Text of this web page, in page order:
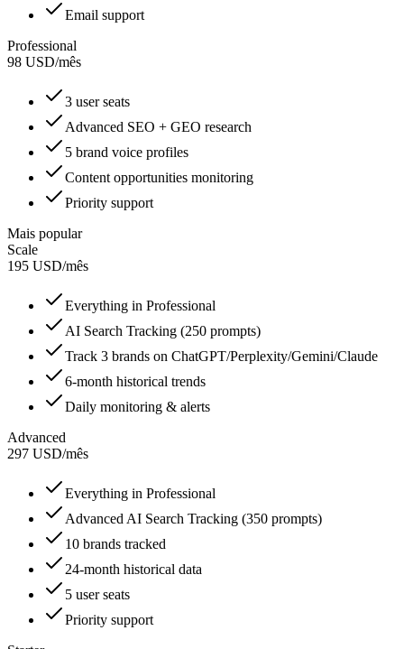
Email support
Professional
98 USD/mês
3 user seats
Advanced SEO + GEO research
5 brand voice profiles
Content opportunities monitoring
Priority support
Mais popular
Scale
195 USD/mês
Everything in Professional
AI Search Tracking (250 prompts)
Track 3 brands on ChatGPT/Perplexity/Gemini/Claude
6-month historical trends
Daily monitoring & alerts
Advanced
297 USD/mês
Everything in Professional
Advanced AI Search Tracking (350 prompts)
10 brands tracked
24-month historical data
5 user seats
Priority support